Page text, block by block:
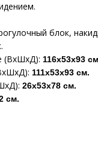
блок,
(ВхШхД): 116х53х93
111х53х93 см.
26х53х78 см.
см.